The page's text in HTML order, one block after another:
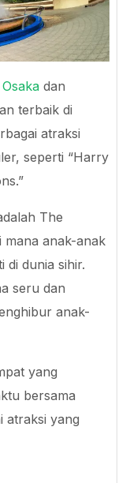
Osaka dan
terbaik di
atraksi
seperti “Harry
The
anak-anak
di dunia sihir.
seru dan
anak-
yang
bersama
atraksi yang